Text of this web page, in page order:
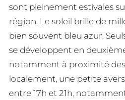
sont pleinement estivales
région. Le soleil brille de
bien souvent bleu azur.
se développent en
notamment à proximité des
localement, une petite
entre 17h et 21h,